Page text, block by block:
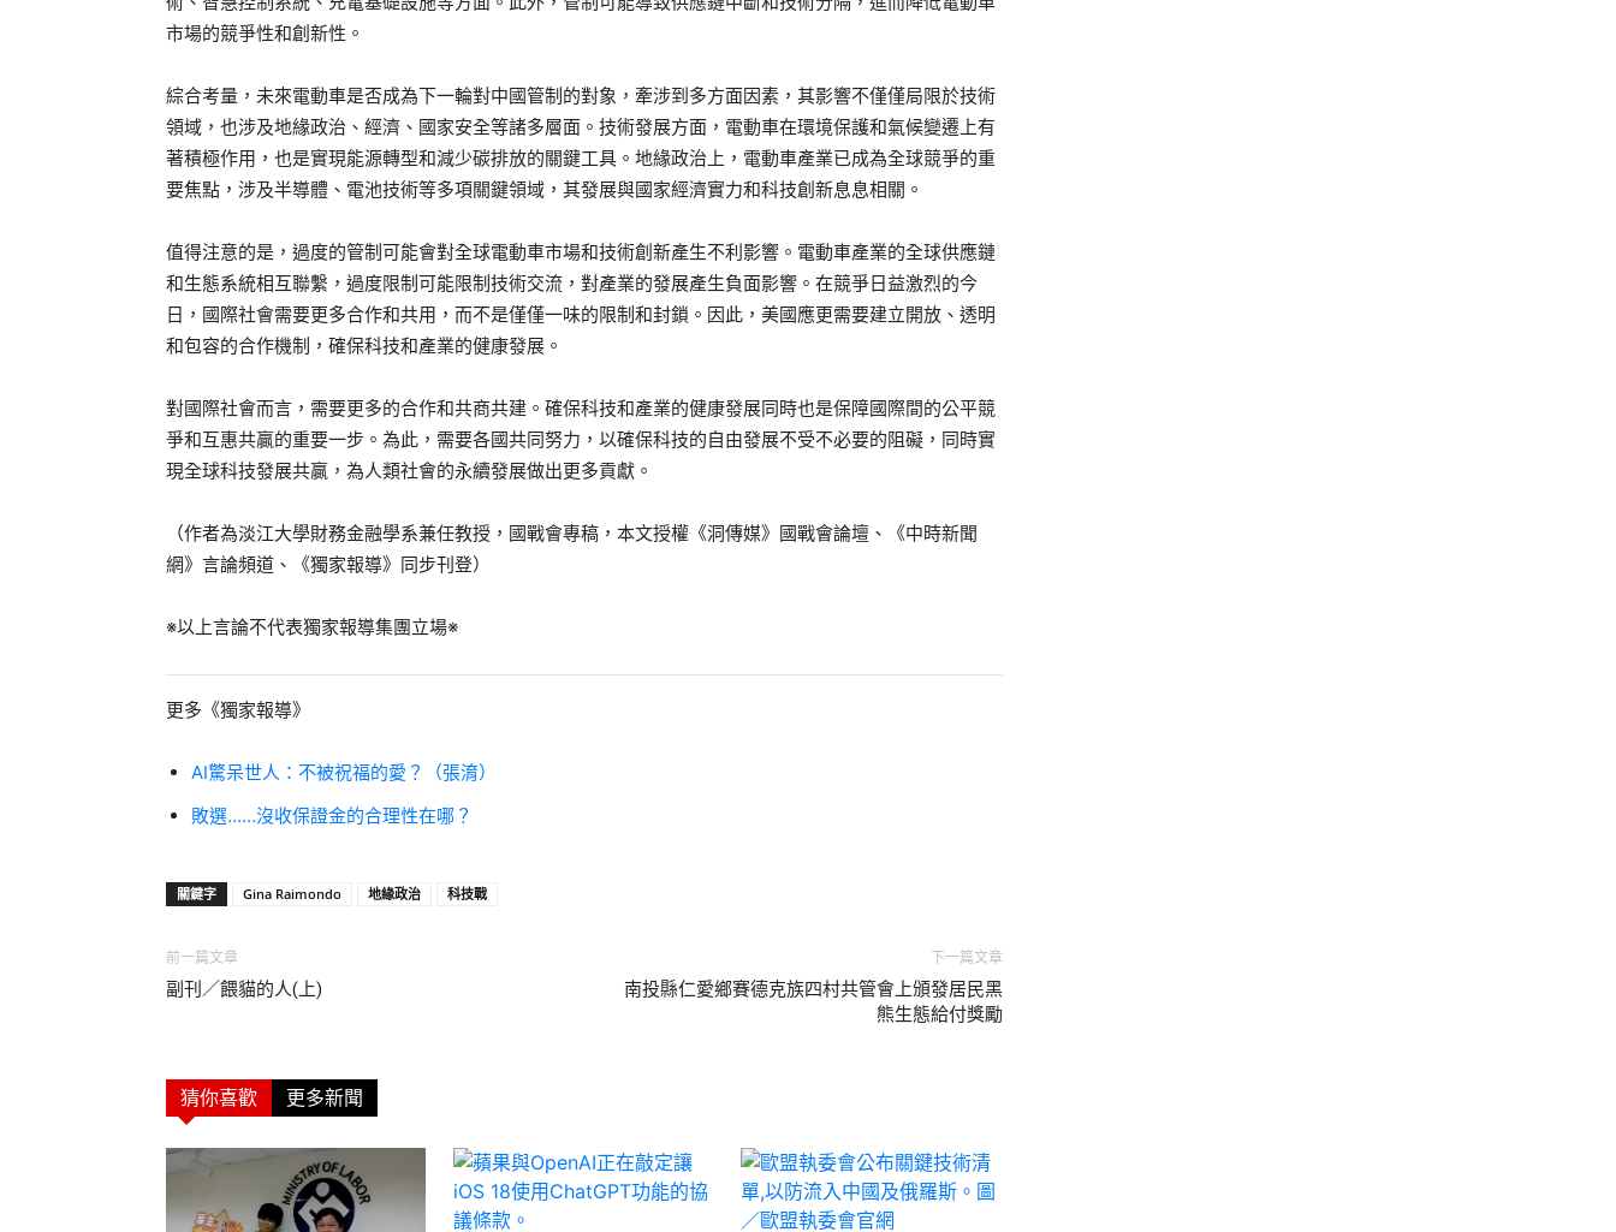
市場的競爭性和創新性。
綜合考量，未來電動車是否成為下一輪對中國管制的對象，牽涉到多方面因素，其影響不僅僅局限於技術
領域，也涉及地緣政治、經濟、國家安全等諸多層面。技術發展方面，電動車在環境保護和氣候變遷上有
著積極作用，也是實現能源轉型和減少碳排放的關鍵工具。地緣政治上，電動車產業已成為全球競爭的重
要焦點，涉及半導體、電池技術等多項關鍵領域，其發展與國家經濟實力和科技創新息息相關。
值得注意的是，過度的管制可能會對全球電動車市場和技術創新產生不利影響。電動車產業的全球供應鏈
和生態系統相互聯繫，過度限制可能限制技術交流，對產業的發展產生負面影響。在競爭日益激烈的今
日，國際社會需要更多合作和共用，而不是僅僅一味的限制和封鎖。因此，美國應更需要建立開放、透明
和包容的合作機制，確保科技和產業的健康發展。
對國際社會而言，需要更多的合作和共商共建。確保科技和產業的健康發展同時也是保障國際間的公平競
爭和互惠共贏的重要一步。為此，需要各國共同努力，以確保科技的自由發展不受不必要的阻礙，同時實
現全球科技發展共贏，為人類社會的永續發展做出更多貢獻。
（作者為淡江大學財務金融學系兼任教授，國戰會專稿，本文授權《洞傳媒》國戰會論壇、《中時新聞
網》言論頻道、《獨家報導》同步刊登）
※以上言論不代表獨家報導集團立場※
更多《獨家報導》
AI驚呆世人：不被祝福的愛？（張淯）
敗選……沒收保證金的合理性在哪？
關鍵字 Gina Raimondo 地緣政治 科技戰
前一篇文章
副刊／餵貓的人(上)
下一篇文章
南投縣仁愛鄉賽德克族四村共管會上頒發居民黑
熊生態給付獎勵
猜你喜歡 更多新聞